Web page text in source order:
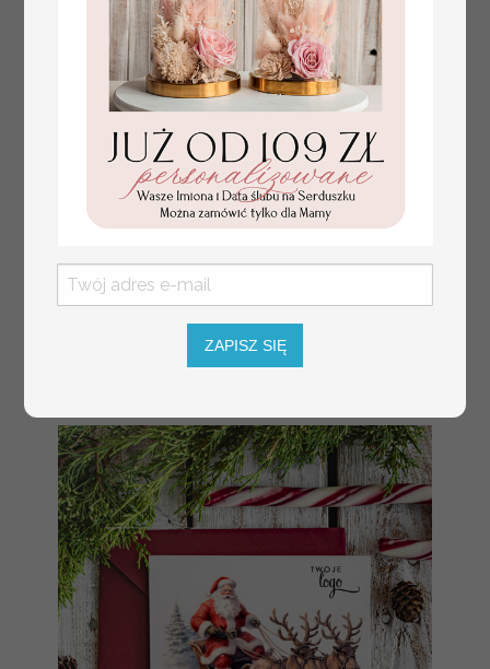
Drobne prezenty dla firm
na boże narodzenie kawa
czekoladowa, drobne
upominki na święta dla
pracowników, świąteczna
kawa dla pracowników i
ZAPISZ SIĘ